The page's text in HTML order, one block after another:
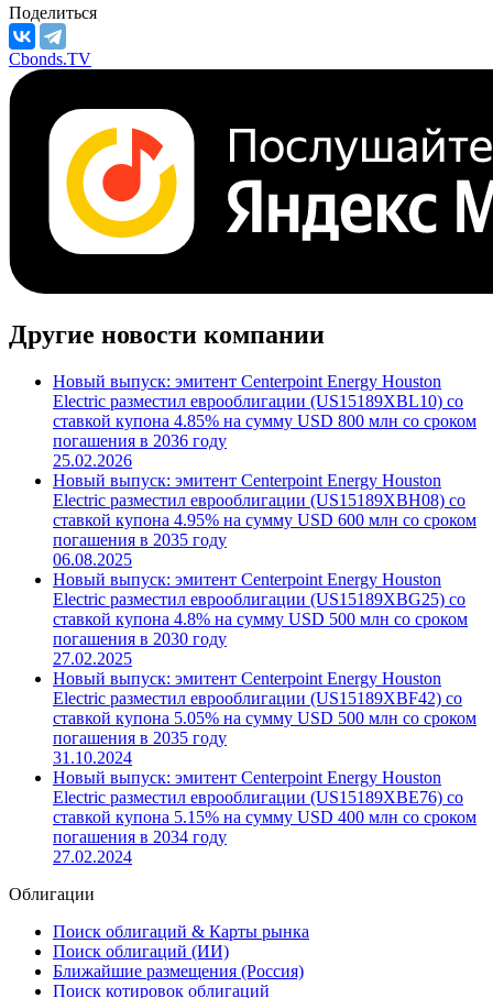
Электроэнергетика
М/S&P/F
***/
Поделиться
Cbonds.TV
Другие новости компании
Новый выпуск: эмитент Centerpoint Energy Houston
Electric разместил еврооблигации (US15189XBL10) со
ставкой купона 4.85% на сумму USD 800 млн со сроком
погашения в 2036 году
25.02.2026
Новый выпуск: эмитент Centerpoint Energy Houston
Electric разместил еврооблигации (US15189XBH08) со
ставкой купона 4.95% на сумму USD 600 млн со сроком
погашения в 2035 году
06.08.2025
Новый выпуск: эмитент Centerpoint Energy Houston
Electric разместил еврооблигации (US15189XBG25) со
ставкой купона 4.8% на сумму USD 500 млн со сроком
погашения в 2030 году
27.02.2025
Новый выпуск: эмитент Centerpoint Energy Houston
Electric разместил еврооблигации (US15189XBF42) со
ставкой купона 5.05% на сумму USD 500 млн со сроком
погашения в 2035 году
31.10.2024
Новый выпуск: эмитент Centerpoint Energy Houston
ставкой купона 5.15% на сумму USD 400 млн со сроком
27.02.2024
Облигации